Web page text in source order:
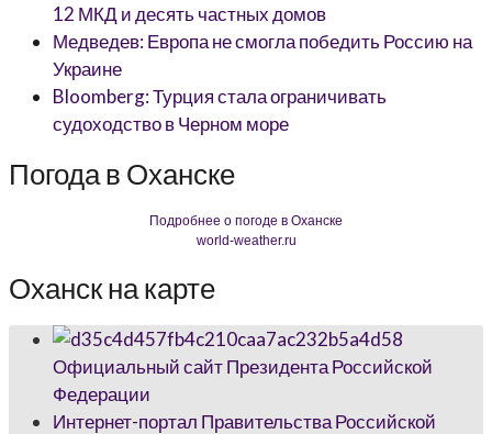
12 МКД и десять частных домов
Медведев: Европа не смогла победить Россию на
Украине
Bloomberg: Турция стала ограничивать
судоходство в Черном море
Погода в Оханске
Подробнее о погоде в Оханске
world-weather.ru
Оханск на карте
Официальный сайт Президента Российской
Федерации
Интернет-портал Правительства Российской